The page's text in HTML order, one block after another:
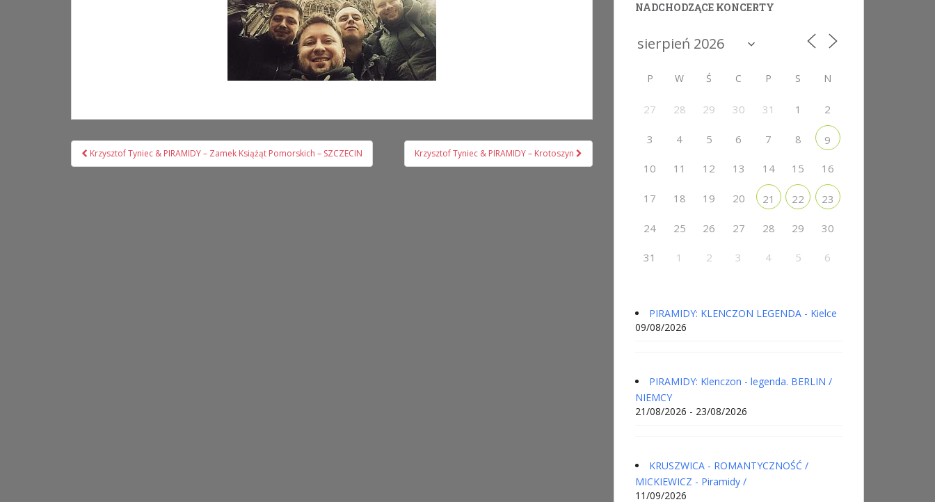
Nawigacja
wpisu
Krzysztof Tyniec & PIRAMIDY – Zamek Książąt Pomorskich – SZCZECIN Krzysztof Tyniec & PIRAMIDY – Krotoszyn
NADCHODZĄCE KONCERTY
P W Ś C P S N
27 28 29 30 31 1 2
3 4 5 6 7 8 9
10 11 12 13 14 15 16
17 18 19 20 21 22 23
24 25 26 27 28 29 30
31 1 2 3 4 5 6
PIRAMIDY: KLENCZON LEGENDA - Kielce
09/08/2026
PIRAMIDY: Klenczon - legenda. BERLIN /
NIEMCY
21/08/2026 - 23/08/2026
KRUSZWICA - ROMANTYCZNOŚĆ /
MICKIEWICZ - Piramidy /
11/09/2026